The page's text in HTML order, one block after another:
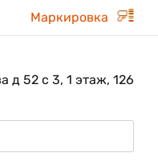
Маркировка
д 52 с 3, 1 этаж, 126